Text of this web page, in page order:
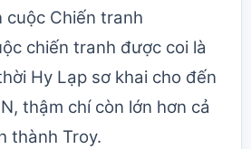
Chiến tranh
chiến tranh được coi là
Hy Lạp sơ khai cho đến
thậm chí còn lớn hơn cả
thành Troy.